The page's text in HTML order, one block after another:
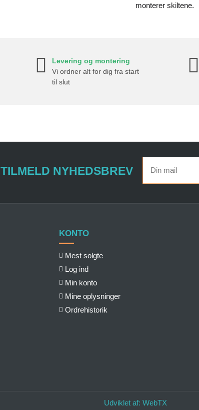
monterer skiltene.
Levering og montering
Vi ordner alt for dig fra start
til slut
TILMELD NYHEDSBREV
KONTO
Mest solgte
Log ind
Min konto
Mine oplysninger
Ordrehistorik
Udviklet af: WebTX